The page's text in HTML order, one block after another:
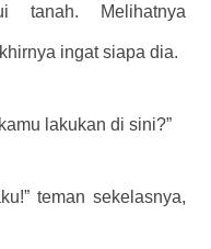
tanah. Melihatnya
ingat siapa dia.
lakukan di sini?”
teman sekelasnya,